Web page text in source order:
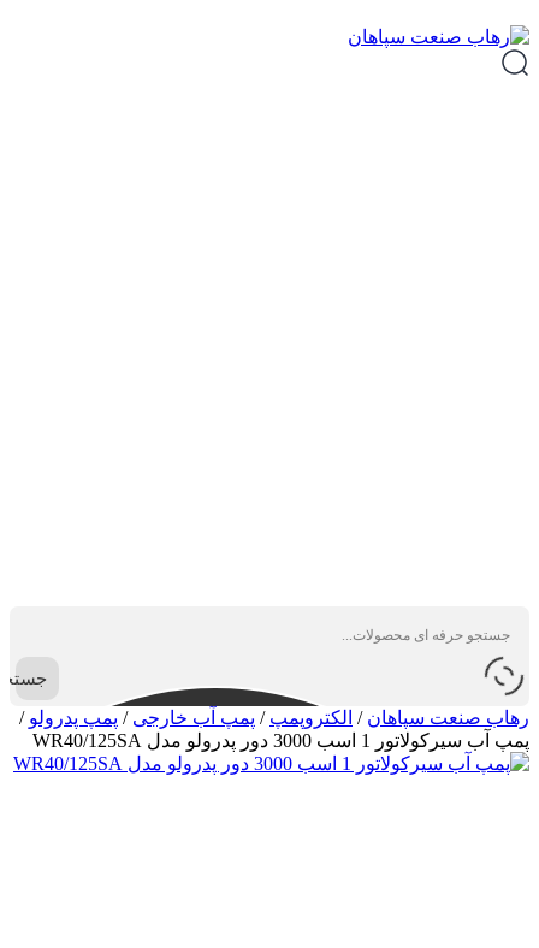
رهاب صنعت سپاهان / الکتروپمپ / پمپ آب خارجی / پمپ پدرولو /
پمپ آب سیرکولاتور 1 اسب 3000 دور پدرولو مدل WR40/125SA